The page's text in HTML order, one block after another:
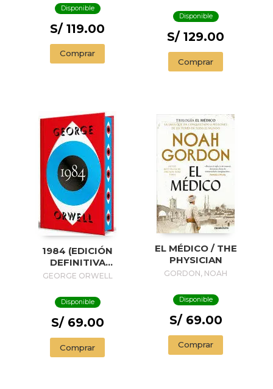
Disponible
S/ 119.00
Comprar
AÑOS FELICES II;
UN DIA EN LA VIDA
III
Disponible
S/ 129.00
Comprar
1984 (EDICIÓN
DEFINITIVA
AVALADA POR THE
(EDICIÓN ESPECIAL
LIMITADA CON
CANTOS
PINTADOS) / 1984
(EDITION
ENDORSED BY THE
GEORGE ORWELL
Disponible
S/ 69.00
Comprar
EL MÉDICO / THE
PHYSICIAN
GORDON, NOAH
Disponible
S/ 69.00
Comprar